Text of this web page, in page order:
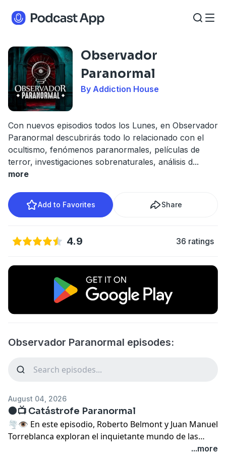
Observador
Paranormal
By Addiction House
Con nuevos episodios todos los Lunes, en Observador
Paranormal descubrirás todo lo relacionado con el
ocultismo, fenómenos paranormales, películas de
terror, investigaciones sobrenaturales, análisis d...
more
Add to Favorites Share
4.9 36 ratings
Observador Paranormal episodes:
August 04, 2026
⚫📺 Catástrofe Paranormal
🌪️👁️ En este episodio, Roberto Belmont y Juan Manuel
Torreblanca exploran el inquietante mundo de las
**catástrofes paranormales**.🔍 Analizamos cómo
...more